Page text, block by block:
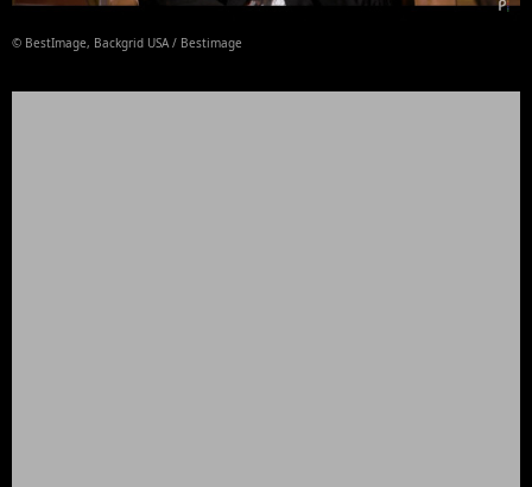
© BestImage, Backgrid USA / Bestimage